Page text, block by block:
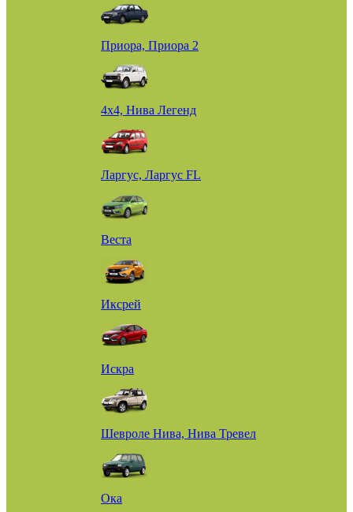
Приора, Приора 2
4х4, Нива Легенд
Ларгус, Ларгус FL
Веста
Иксрей
Искра
Шевроле Нива, Нива Тревел
Ока